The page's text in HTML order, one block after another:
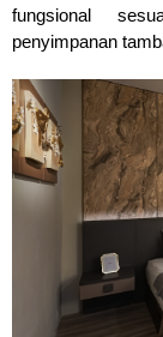
fungsional
penyimpanan